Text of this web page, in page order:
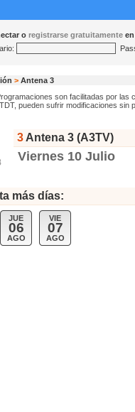
o registrarse gratuitamente
> Antena 3
son facilitadas por las
pueden sufrir modificaciones sin
3 Antena 3 (A3TV)
Viernes 10 Julio
más días:
JUE
06
AGO
VIE
07
AGO